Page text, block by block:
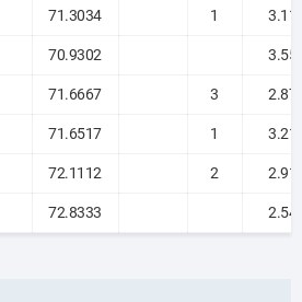
71.3034 1
70.9302
71.6667 3
71.6517 1
72.1112 2
72.8333